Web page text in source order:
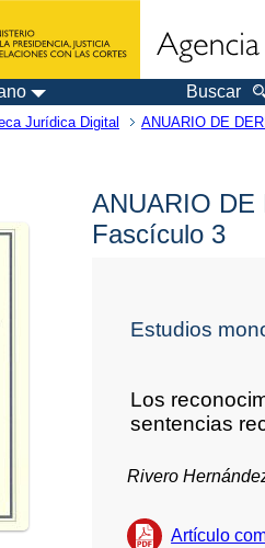
Buscar
Jurídica Digital ANUARIO DE
ANUARIO DE
Fascículo 3
Estudios
Los
sentencias
Rivero
Artículo